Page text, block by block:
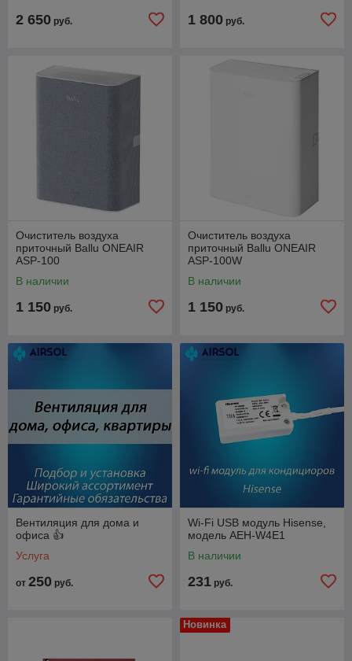
2 650 руб. 1 800 руб.
Очиститель воздуха
приточный Ballu ONEAIR
ASP-100
В наличии
1 150 руб.
Очиститель воздуха
приточный Ballu ONEAIR
ASP-100W
В наличии
1 150 руб.
Вентиляция для дома и
офиса 👍
Услуга
от 250 руб.
Wi-Fi USB модуль Hisense,
модель AEH-W4E1
В наличии
231 руб.
Новинка